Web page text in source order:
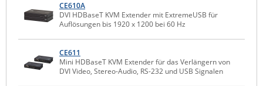
Milesight
Moxa
Netio
Panorama Antennas
CE610A
DVI HDBaseT KVM Extender mit ExtremeUSB für
Auflösungen bis 1920 x 1200 bei 60 Hz
CE611
Mini HDBaseT KVM Extender für das Verlängern von
DVI Video, Stereo-Audio, RS-232 und USB Signalen